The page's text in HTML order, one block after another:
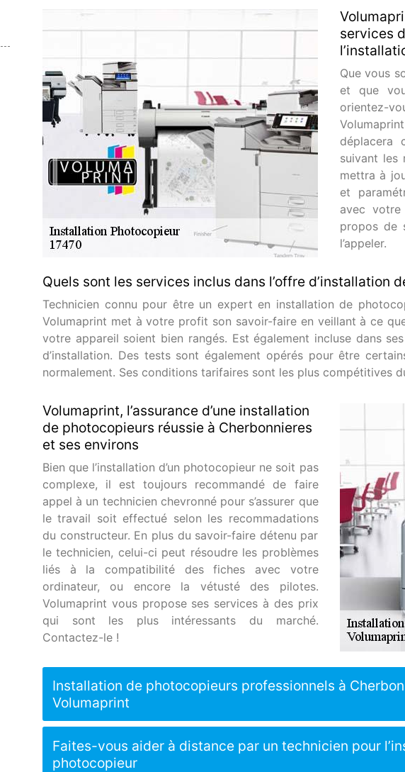
services
Que vous
et que
orientez-
déplacera
suivant les
mettra à
et
avec
propos de
l’appeler.
Quels sont les services inclus dans l’offre d’installation
Technicien connu pour être un expert en installation de
Volumaprint met à votre profit son savoir-faire en veillant à ce
votre appareil soient bien rangés. Est également incluse dans
d’installation. Des tests sont également opérés pour être
normalement. Ses conditions tarifaires sont les plus compétitives
Volumaprint, l’assurance d’une installation
de photocopieurs réussie à Cherbonnieres
et ses environs
Bien que l’installation d’un photocopieur ne soit pas
complexe, il est toujours recommandé de faire
appel à un technicien chevronné pour s’assurer que
le travail soit effectué selon les recommadations
du constructeur. En plus du savoir-faire détenu par
le technicien, celui-ci peut résoudre les problèmes
liés à la compatibilité des fiches avec votre
ordinateur, ou encore la vétusté des pilotes.
Volumaprint vous propose ses services à des prix
qui sont les plus intéressants du marché.
Contactez-le !
Installation de photocopieurs professionnels à
Volumaprint
Faites-vous aider à distance par un technicien pour
photocopieur